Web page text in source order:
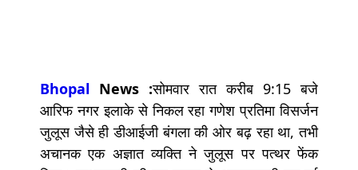
Bhopal News :सोमवार रात करीब 9:15 बजे
आरिफ नगर इलाके से निकल रहा गणेश प्रतिमा विसर्जन
जुलूस जैसे ही डीआईजी बंगला की ओर बढ़ रहा था, तभी
अचानक एक अज्ञात व्यक्ति ने जुलूस पर पत्थर फेंक